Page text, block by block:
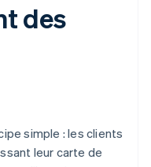
des
simple : les clients
leur carte de